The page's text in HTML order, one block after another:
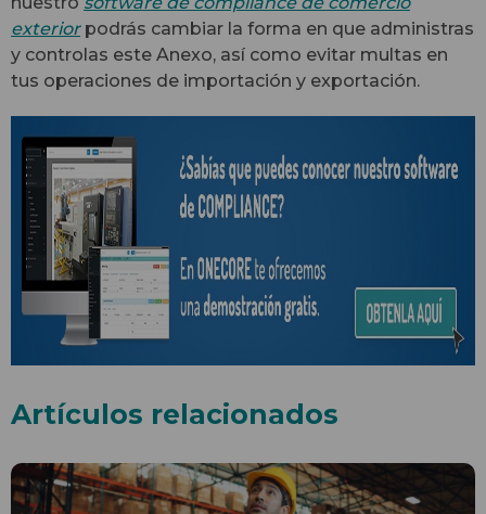
exterior podrás cambiar la forma en que administras
y controlas este Anexo, así como evitar multas en
tus operaciones de importación y exportación.
Artículos relacionados